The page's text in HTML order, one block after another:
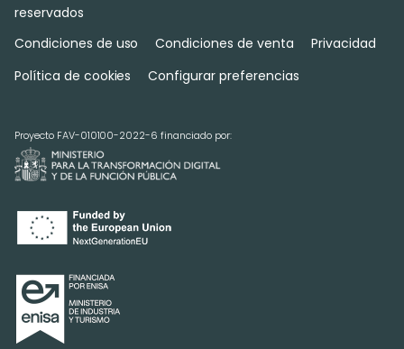
reservados
Condiciones de uso
Condiciones de venta
Privacidad
Política de cookies
Configurar preferencias
Proyecto FAV-010100-2022-6 financiado por: